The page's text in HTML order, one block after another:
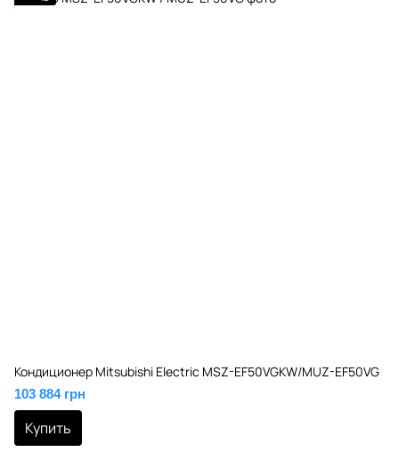
Кондиционер Mitsubishi Electric MSZ-EF50VGKW/MUZ-EF50VG
103 884 грн
Купить